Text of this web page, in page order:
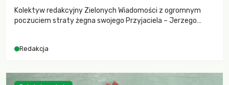
Kolektyw redakcyjny Zielonych Wiadomości z ogromnym
poczuciem straty żegna swojego Przyjaciela – Jerzego
Redakcja